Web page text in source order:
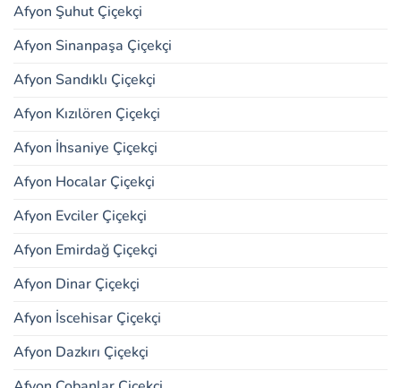
Afyon Şuhut Çiçekçi
Afyon Sinanpaşa Çiçekçi
Afyon Sandıklı Çiçekçi
Afyon Kızılören Çiçekçi
Afyon İhsaniye Çiçekçi
Afyon Hocalar Çiçekçi
Afyon Evciler Çiçekçi
Afyon Emirdağ Çiçekçi
Afyon Dinar Çiçekçi
Afyon İscehisar Çiçekçi
Afyon Dazkırı Çiçekçi